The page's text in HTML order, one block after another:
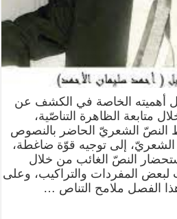
أهميته الخاصة في الكشف عن
متابعة الظاهرة التناصّية،
النصّ الشعريّ الحاضر بالنصوص
الشعريّ، إلى توجيه قوّة ضاغطة،
النصّ الغائب من خلال
لبعض المفردات والتراكيب، وعلى
الفصل ملامح التناص …